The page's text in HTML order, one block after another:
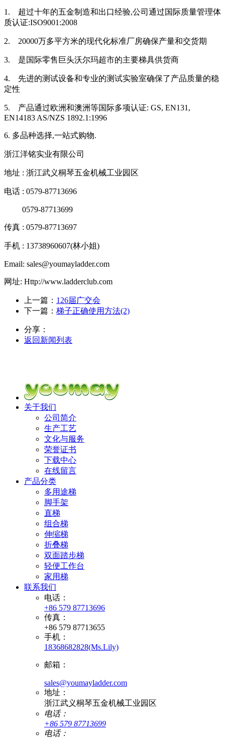
1. 超过十年的五金制造和出口经验,公司通过国际质量管理体
质认证:ISO9001:2008
2. 20000万多平方米的现代化标准厂房确保产量和交货期
3. 是国际零售巨头沃尔玛超市的主要梯具供货商
4. 先进的测试设备和专业的测试实验室确保了产品质量的稳
定性
5. 产品通过欧洲和澳洲等国际多项认证: GS, EN131,
EN14183 AS/NZS 1892.1:1996
6. 多品种选择,一站式购物.
浙江洋铭实业有限公司
地址 : 浙江武义桐琴五金机械工业园区
电话 : 0579-87713696
0579-87713699
传真 : 0579-87713697
手机 : 13738960607(林小姐)
Email: sales@youmayladder.com
网址: Http://www.ladderclub.com
上一篇： 126届广交会
下一篇： 梯子正确使用方法(2)
分享：
返回新闻列表
关于我们
公司简介
生产工艺
文化与服务
荣誉证书
下载中心
在线留言
产品分类
多用途梯
脚手架
直梯
组合梯
伸缩梯
折叠梯
双面踏步梯
轻便工作台
家用梯
联系我们
电话：
+86 579 87713696
传真：
+86 579 87713655
手机：
18368682828(Ms.Lily)
邮箱：
sales@youmayladder.com
地址：
浙江武义桐琴五金机械工业园区
电话：
+86 579 87713699
电话：